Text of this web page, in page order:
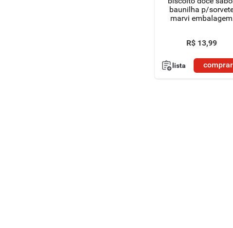
baunilha p/
marvi embalagem
R$ 13,99
lista comprar
chocolate